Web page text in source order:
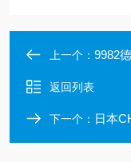
上一个： 9982德
返回列表
下一个： 日本